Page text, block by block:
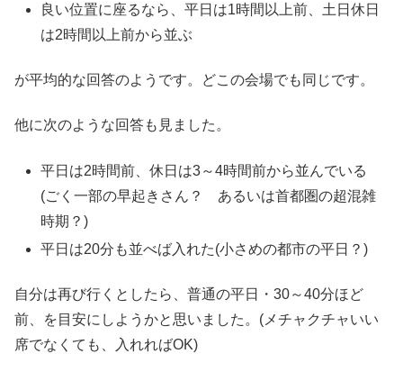
良い位置に座るなら、平日は1時間以上前、土日休日
は2時間以上前から並ぶ
が平均的な回答のようです。どこの会場でも同じです。
他に次のような回答も見ました。
平日は2時間前、休日は3～4時間前から並んでいる
(ごく一部の早起きさん？ あるいは首都圏の超混雑
時期？)
平日は20分も並べば入れた(小さめの都市の平日？)
自分は再び行くとしたら、普通の平日・30～40分ほど
前、を目安にしようかと思いました。(メチャクチャいい
席でなくても、入れればOK)